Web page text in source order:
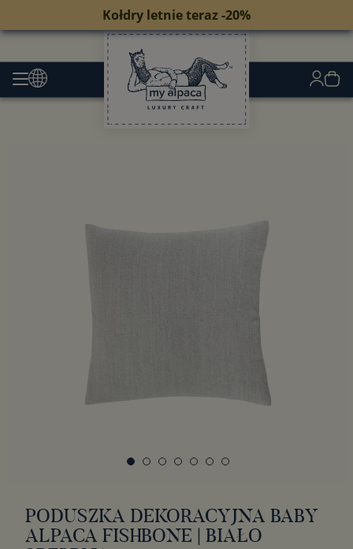
Kołdry letnie teraz -20%
PODUSZKA DEKORACYJNA BABY
ALPACA FISHBONE | BIAŁO